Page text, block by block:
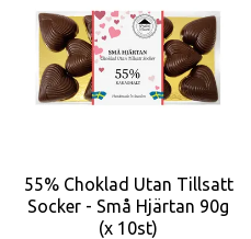
55% Choklad Utan Tillsatt
Socker - Små Hjärtan 90g
(x 10st)